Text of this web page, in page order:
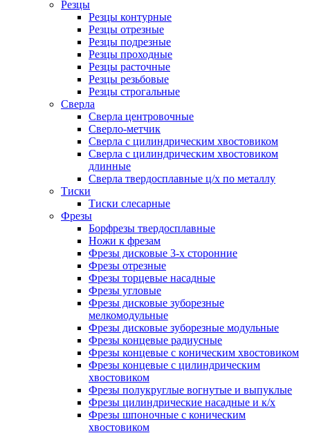
Резцы
Резцы контурные
Резцы отрезные
Резцы подрезные
Резцы проходные
Резцы расточные
Резцы резьбовые
Резцы строгальные
Сверла
Сверла центровочные
Сверло-метчик
Сверла с цилиндрическим хвостовиком
Сверла с цилиндрическим хвостовиком
длинные
Сверла твердосплавные ц/х по металлу
Тиски
Тиски слесарные
Фрезы
Борфрезы твердосплавные
Ножи к фрезам
Фрезы дисковые 3-х сторонние
Фрезы отрезные
Фрезы торцевые насадные
Фрезы угловые
Фрезы дисковые зуборезные
мелкомодульные
Фрезы дисковые зуборезные модульные
Фрезы концевые радиусные
Фрезы концевые с коническим хвостовиком
Фрезы концевые с цилиндрическим
хвостовиком
Фрезы полукруглые вогнутые и выпуклые
Фрезы цилиндрические насадные и к/х
Фрезы шпоночные с коническим
хвостовиком